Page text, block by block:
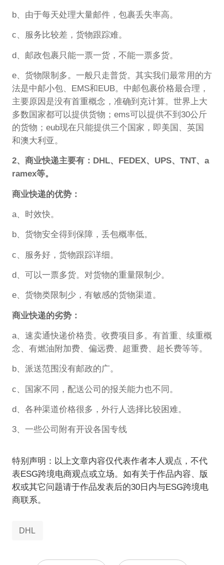
b、由于每天处理大量邮件，包裹丢失率高。
c、服务比较差，货物跟踪难。
d、邮政包裹只能一票一货，不能一票多货。
e、货物限制多。一般只走普货。其实我们最常用的方
法是中邮小包、EMS和EUB。中邮包裹价格最合理，
主要原因是没有首重概念，准确到克计算。世界上大
多数国家都可以提供货物；ems可以提供不到30公斤
的货物；eub现在只能提供三个国家，即美国、英国
和澳大利亚。
2、商业快递主要有：DHL、FEDEX、UPS、TNT、a
ramex等。
商业快递的优势：
a、时效快。
b、货物安全得到保障，丢包概率低。
c、服务好，货物跟踪详细。
d、可以一票多货。对货物的重量限制少。
e、货物类限制少，有敏感的货物渠道。
商业快递的劣势：
a、速卖通快递价格贵。收费项目多。有首重、续重概
念、有燃油附加费、偏远费、超重费、超长费等等。
b、派送范围没有邮政的广。
c、国家不同，配送公司的报关能力也不同。
d、各种渠道价格很多，外行人选择比较困难。
3、一些公司附有开设各国专线
特别声明：以上文章内容仅代表作者本人观点，不代
表ESG跨境电商观点或立场。如有关于作品内容、版
权或其它问题请于作品发表后的30日内与ESG跨境电
商联系。
DHL